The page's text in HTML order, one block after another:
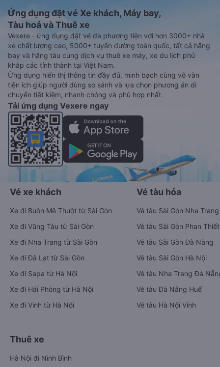
Ứng dụng đặt vé Xe khách, Máy bay,
Tàu hoả và Thuê xe
Vexere - ứng dụng đặt vé đa phương tiện với hơn 3000+ nhà
xe chất lượng cao, 5000+ tuyến đường toàn quốc, tất cả hãng
bay và hãng tàu cùng dịch vụ thuê xe máy, xe du lịch phủ
khắp các tỉnh thành tại Việt Nam.
Ứng dụng hiển thị thông tin đầy đủ, minh bạch cùng vô vàn
tiện ích giúp người dùng so sánh và lựa chọn phương án di
chuyển tiết kiệm, nhanh chóng và phù hợp nhất.
Tải ứng dụng Vexere ngay
Vé xe khách
Xe đi Buôn Mê Thuột từ Sài Gòn
Xe đi Vũng Tàu từ Sài Gòn
Xe đi Nha Trang từ Sài Gòn
Xe đi Đà Lạt từ Sài Gòn
Xe đi Sapa từ Hà Nội
Xe đi Hải Phòng từ Hà Nội
Xe đi Vinh từ Hà Nội
Vé tàu hỏa
Vé tàu Sài Gòn Nha Trang
Vé tàu Sài Gòn Phan Thiết
Vé tàu Sài Gòn Đà Nẵng
Vé tàu Sài Gòn Hà Nội
Vé tàu Nha Trang Đà
Vé tàu Đà Nẵng Huế
Vé tàu Hà Nội Vinh
Thuê xe
Hà Nội đi Ninh Bình